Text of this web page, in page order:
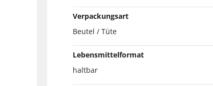
Verpackungsart
Beutel / Tüte
Lebensmittelformat
haltbar